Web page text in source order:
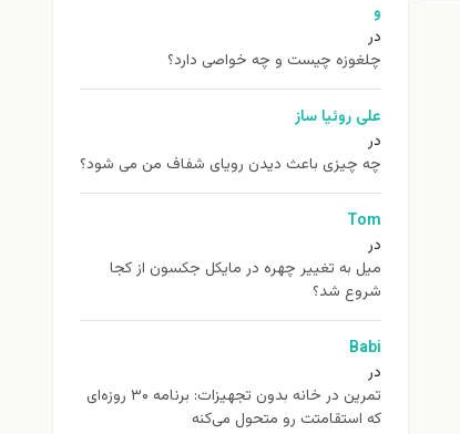
و
در
چلغوزه چیست و چه خواصی دارد؟
علی روئیا ساز
در
چه چیزی باعث دیدن رویای شفاف من می شود؟
Tom
در
ميل به تغيير چهره در مایکل جکسون از كجا
شروع شد؟
Babi
در
تمرین در خانه بدون تجهیزات: برنامه ۳۰ روزه‌ای
که استقامتت رو متحول می‌کنه